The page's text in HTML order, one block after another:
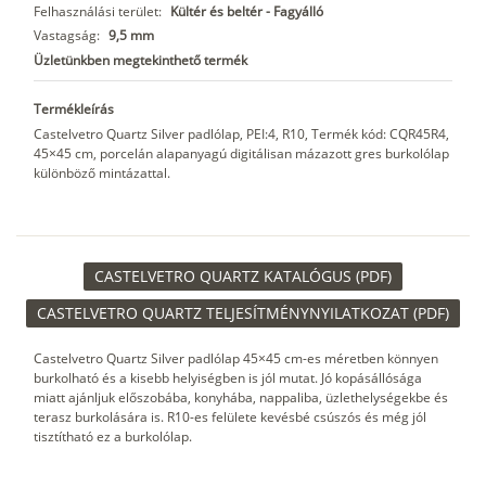
Felhasználási terület: Kültér és beltér - Fagyálló
Vastagság: 9,5 mm
Üzletünkben megtekinthető termék
Termékleírás
Castelvetro Quartz Silver padlólap, PEI:4, R10, Termék kód: CQR45R4,
45×45 cm, porcelán alapanyagú digitálisan mázazott gres burkolólap
különböző mintázattal.
CASTELVETRO QUARTZ KATALÓGUS (PDF)
CASTELVETRO QUARTZ TELJESÍTMÉNYNYILATKOZAT (PDF)
Castelvetro Quartz Silver padlólap 45×45 cm-es méretben könnyen
burkolható és a kisebb helyiségben is jól mutat. Jó kopásállósága
miatt ajánljuk előszobába, konyhába, nappaliba, üzlethelységekbe és
terasz burkolására is. R10-es felülete kevésbé csúszós és még jól
tisztítható ez a burkolólap.